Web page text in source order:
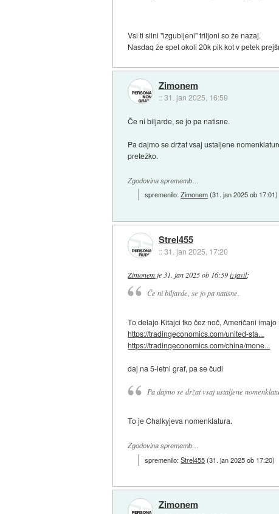
Vsi ti silni "izgubljeni" triljoni so že nazaj.
Nasdaq že spet okoli 20k pik kot v petek
Zimonem
::31. jan 2025, 16:59
Če ni biljarde, se jo pa natisne.
Pa dajmo se držat vsaj ustaljene
pretežko.
Zgodovina sprememb…
spremenilo:Zimonem(31. jan 2025 ob 17:01)
Strel455
::31. jan 2025, 17:20
Zimonem je 31. jan 2025 ob 16:59 izjavil:
Če ni biljarde, se jo pa natisne.
To delajo Kitajci tko čez noč, Američani
https://tradingeconomics.com/united-sta...
https://tradingeconomics.com/china/mone...
daj na 5-letni graf, pa se čudi
Pa dajmo se držat vsaj ustaljene
To je Chalkyjeva nomenklatura.
Zgodovina sprememb…
spremenilo:Strel455(31. jan 2025 ob 17:20)
Zimonem